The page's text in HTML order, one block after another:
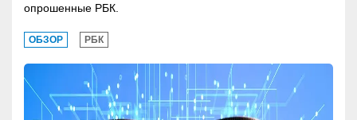
опрошенные РБК.
ОБЗОР РБК